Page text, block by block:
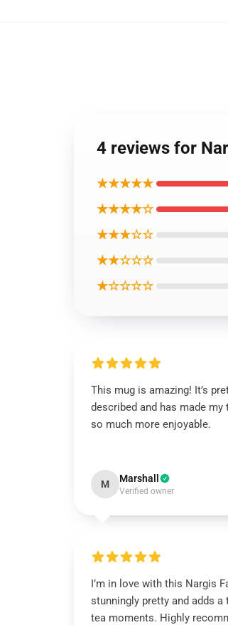
4 reviews for
★★★★★
★★★★☆
★★★☆☆
★★☆☆☆
★☆☆☆☆
This mug is amazing! It’s
described and has made my
so much more enjoyable.
M Marshall
Verified owner
I’m in love with this Nargis
stunningly pretty and adds
tea moments. Highly